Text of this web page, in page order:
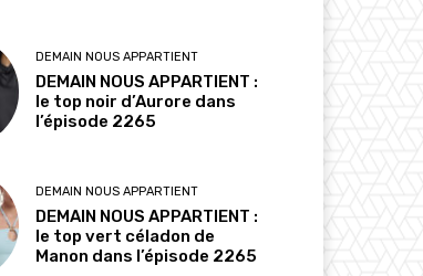
DEMAIN NOUS APPARTIENT
DEMAIN NOUS APPARTIENT :
le top noir d’Aurore dans
l’épisode 2265
DEMAIN NOUS APPARTIENT
DEMAIN NOUS APPARTIENT :
le top vert céladon de
Manon dans l’épisode 2265